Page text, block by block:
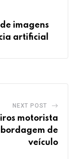
imagens
artificial
NEXT POST
motorista
de
veículo